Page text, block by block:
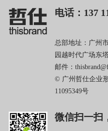
电话：137
总部地址：广州
园越时代广场东
邮件：
© 广州哲仕企业
11095349号
微信扫一扫